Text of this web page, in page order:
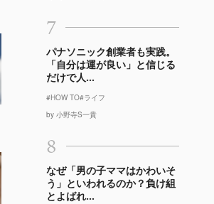
7
パナソニック創業者も実践。
「自分は運が良い」と信じる
だけで人...
#HOW TO#ライフ
by 小野寺S一貴
8
なぜ「男の子ママはかわいそ
う」といわれるのか？負け組
とよばれ...